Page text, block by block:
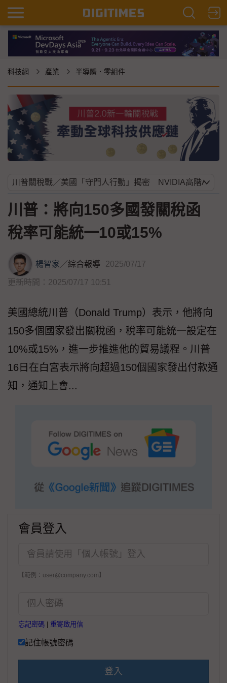
科技網 產業 半導體．零組件
川普：將向150多國發關稅函
稅率可能統一10或15%
楊智家 ／綜合報導 2025/07/17
更新時間：2025/07/17 10:51
美國總統川普（Donald Trump）表示，他將向
150多個國家發出關稅函，稅率可能統一設定在
10%或15%，進一步推進他的貿易議程。川普
16日在白宮表示將向超過150個國家發出付款通
知，通知上會...
會員登入
【範例：user@company.com】
忘記密碼 重寄啟用信
記住帳號密碼
登入